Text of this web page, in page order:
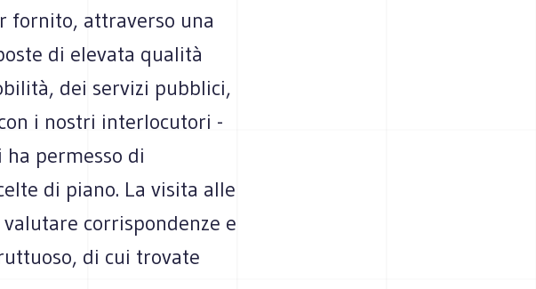
fornito, attraverso una
di elevata qualità
dei servizi pubblici,
i nostri interlocutori -
permesso di
di piano. La visita alle
corrispondenze e
di cui trovate